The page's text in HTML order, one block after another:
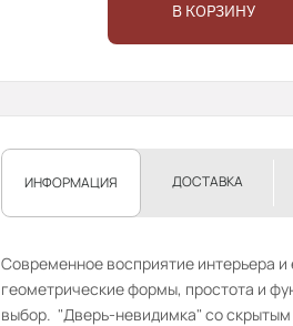
В КОРЗИНУ
ИНФОРМАЦИЯ ДОСТАВКА
Современное восприятие интерьера
геометрические формы, простота и
выбор. "Дверь-невидимка" со